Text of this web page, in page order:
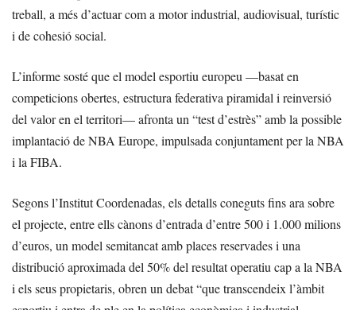
treball, a més d’actuar com a motor industrial, audiovisual, turístic
i de cohesió social.
L’informe sosté que el model esportiu europeu —basat en
competicions obertes, estructura federativa piramidal i reinversió
del valor en el territori— afronta un “test d’estrès” amb la possible
implantació de NBA Europe, impulsada conjuntament per la NBA
i la FIBA.
Segons l’Institut Coordenadas, els detalls coneguts fins ara sobre
el projecte, entre ells cànons d’entrada d’entre 500 i 1.000 milions
d’euros, un model semitancat amb places reservades i una
distribució aproximada del 50% del resultat operatiu cap a la NBA
i els seus propietaris, obren un debat “que transcendeix l’àmbit